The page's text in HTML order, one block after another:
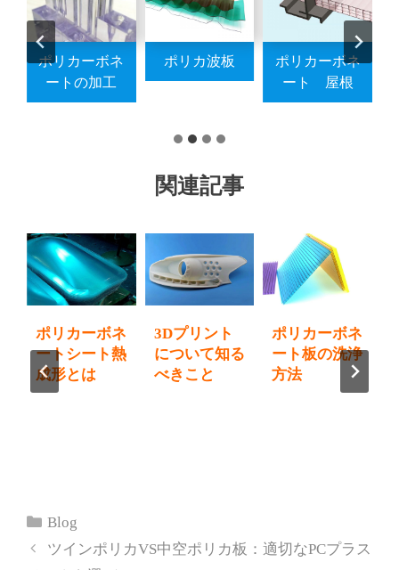
ポリカーボネ
ートの加工
ポリカ波板
ポリカーボネ
ート 屋根
関連記事
ポリカーボネ
ートシート熱
成形とは
3Dプリント
について知る
べきこと
ポリカーボネ
ート板の洗浄
方法
カ
テ
Blog
ツインポリカVS中空ポリカ板：適切なPCプラス